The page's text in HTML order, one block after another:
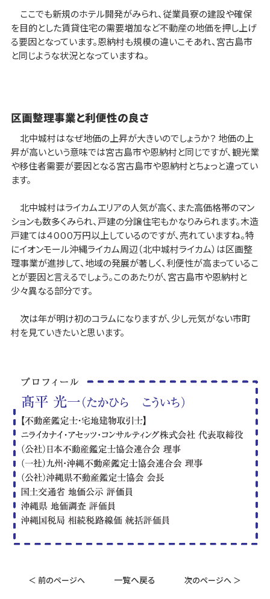
ここでも新規のホテル開発がみられ、従業員寮の建設や確保
を目的とした賃貸住宅の需要増加など不動産の地価を押し上げ
る要因となっています。恩納村も規模の違いこそあれ、宮古島市
と同じような状況となっていますね。
区画整理事業と利便性の良さ
北中城村はなぜ地価の上昇が大きいのでしょうか？ 地価の上
昇が高いという意味では宮古島市や恩納村と同じですが、観光業
や移住者需要が要因となる宮古島市や恩納村とちょっと違ってい
ます。
北中城村はライカムエリアの人気が高く、また高価格帯のマン
ションも数多くみられ、戸建の分譲住宅もかなりみられます。木造
戸建ては４０００万円以上しているのですが、売れていますね。特
にイオンモール沖縄ライカム周辺（北中城村ライカム）は区画整
理事業が進捗して、地域の発展が著しく、利便性が高まっているこ
とが要因と言えるでしょう。このあたりが、宮古島市や恩納村と
少々異なる部分です。
次は年が明け初のコラムになりますが、少し元気がない市町
村を見ていきたいと思います。
＜ 前のページへ 一覧へ戻る 次のページへ ＞